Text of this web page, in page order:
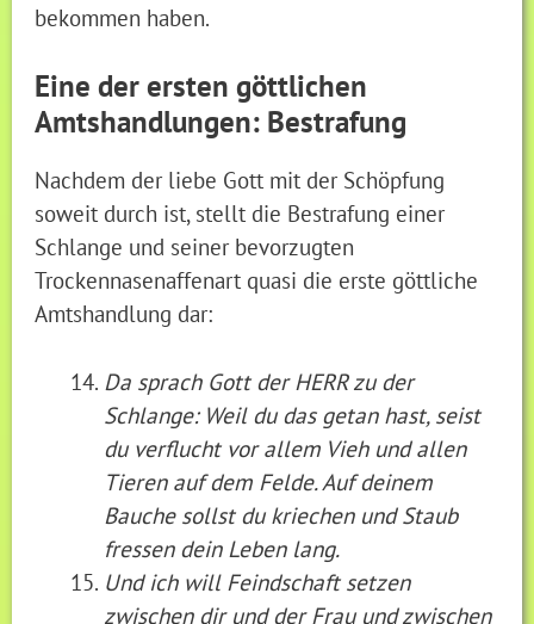
bekommen haben.
Eine der ersten göttlichen
Amtshandlungen: Bestrafung
Nachdem der liebe Gott mit der Schöpfung
soweit durch ist, stellt die Bestrafung einer
Schlange und seiner bevorzugten
Trockennasenaffenart quasi die erste göttliche
Amtshandlung dar:
Da sprach Gott der HERR zu der
Schlange: Weil du das getan hast, seist
du verflucht vor allem Vieh und allen
Tieren auf dem Felde. Auf deinem
Bauche sollst du kriechen und Staub
fressen dein Leben lang.
Und ich will Feindschaft setzen
zwischen dir und der Frau und zwischen